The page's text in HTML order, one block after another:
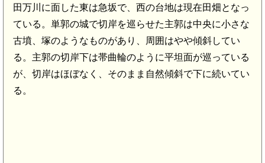
田万川に面した東は急坂で、西の台地は現在田畑となっ
ている。単郭の城で切岸を巡らせた主郭は中央に小さな
古墳、塚のようなものがあり、周囲はやや傾斜してい
る。主郭の切岸下は帯曲輪のように平坦面が巡っている
が、切岸はほぼなく、そのまま自然傾斜で下に続いてい
る。